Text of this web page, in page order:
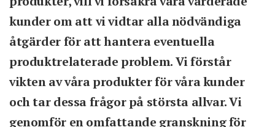
kunder om att vi vidtar alla nödvändiga
åtgärder för att hantera eventuella
produktrelaterade problem. Vi förstår
vikten av våra produkter för våra kunder
och tar dessa frågor på största allvar. Vi
genomför en omfattande granskning för